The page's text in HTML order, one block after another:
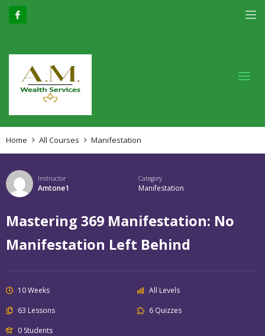
Home All Courses Manifestation
Instructor
Amtone1
Category
Manifestation
Mastering 369 Manifestation: No
Manifestation Left Behind
10 Weeks
All Levels
63 Lessons
6 Quizzes
0 Students